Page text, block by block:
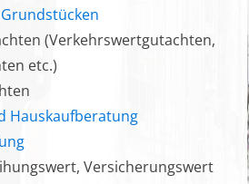
(Verkehrswertgutachten,
etc.)
Hauskaufberatung
Versicherungswert